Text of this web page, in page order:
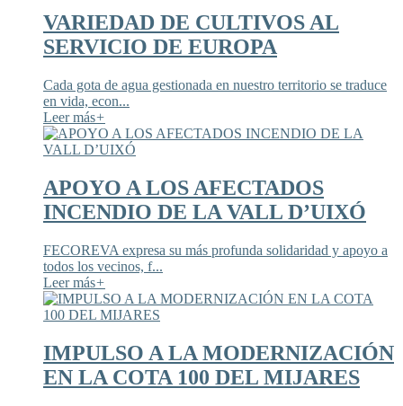
VARIEDAD DE CULTIVOS AL
SERVICIO DE EUROPA
Cada gota de agua gestionada en nuestro territorio se traduce
en vida, econ...
Leer más+
APOYO A LOS AFECTADOS
INCENDIO DE LA VALL D’UIXÓ
FECOREVA expresa su más profunda solidaridad y apoyo a
todos los vecinos, f...
Leer más+
IMPULSO A LA MODERNIZACIÓN
EN LA COTA 100 DEL MIJARES